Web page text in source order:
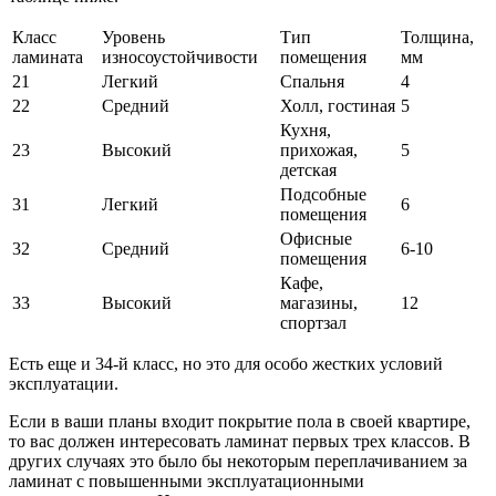
Класс
ламината
Уровень
износоустойчивости
Тип
помещения
Толщина,
мм
21
Легкий Спальня
4
22
Средний Холл, гостиная 5
23 Высокий
Кухня,
прихожая,
детская
5
31 Легкий
Подсобные
помещения
6
32 Средний
Офисные
помещения
6-10
33 Высокий
Кафе,
магазины,
спортзал
12
Есть еще и 34-й класс, но это для особо жестких условий
эксплуатации.
Если в ваши планы входит покрытие пола в своей квартире,
то вас должен интересовать ламинат первых трех классов. В
других случаях это было бы некоторым переплачиванием за
ламинат с повышенными эксплуатационными